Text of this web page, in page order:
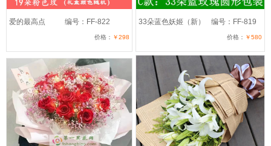
爱的最高点 编号：FF-822
价格： ￥298
33朵蓝色妖姬（新） 编号：FF-819
价格： ￥580